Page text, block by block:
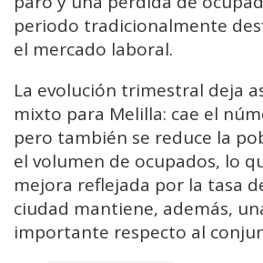
periodo tradicionalmente
el mercado laboral.
La evolución trimestral deja
mixto para Melilla: cae el
pero también se reduce la
el volumen de ocupados, lo
mejora reflejada por la tasa
ciudad mantiene, además,
importante respecto al